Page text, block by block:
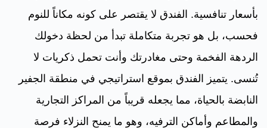
بأسعار تنافسية. الفندق لا يقتصر على كونه مكاناً للنوم
فحسب، بل هو تجربة متكاملة تبدأ من لحظة دخولك
الردهة الفخمة وحتى مغادرتك وأنت تحمل ذكريات لا
تُنسى. يتميز الفندق بموقع استراتيجي في منطقة الجفير
النابضة بالحياة، مما يجعله قريباً من المراكز التجارية
والمطاعم وأماكن الترفيه، وهو ما يمنح النزلاء فرصة